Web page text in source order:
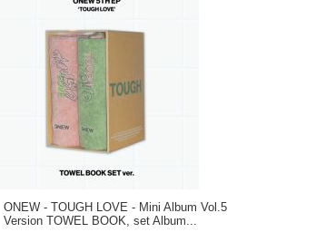
ONEW - TOUGH LOVE - Mini Album Vol.5
Version TOWEL BOOK, set Album...